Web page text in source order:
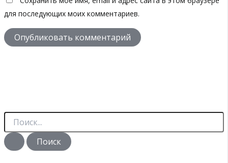
для последующих моих комментариев.
П
и
с